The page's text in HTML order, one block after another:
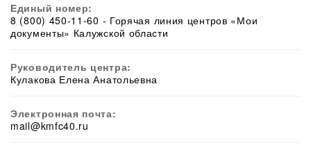
Единый номер:
8 (800) 450-11-60 - Горячая линия центров «Мои
документы» Калужской области
Руководитель центра:
Кулакова Елена Анатольевна
Электронная почта:
mail@kmfc40.ru